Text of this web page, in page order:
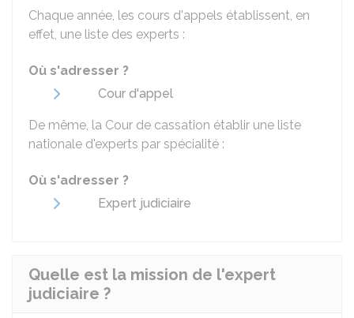
Chaque année, les cours d'appels établissent, en
effet, une liste des experts :
Où s'adresser ?
Cour d'appel
De même, la Cour de cassation établir une liste
nationale d'experts par spécialité :
Où s'adresser ?
Expert judiciaire
Quelle est la mission de l'expert
judiciaire ?